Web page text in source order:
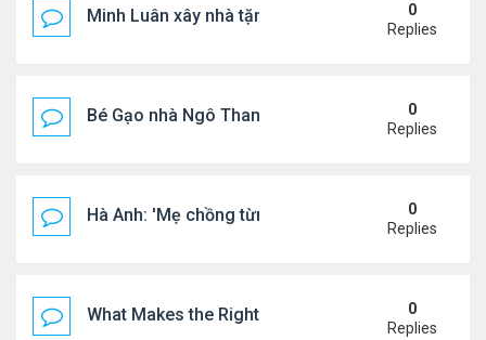
Minh Luân xây nhà tặng cha mẹ
0
Replies
Bé Gạo nhà Ngô Thanh Vân dễ thương trong tiệc
0
Replies
Hà Anh: 'Mẹ chồng từng ngạc nhiên vì tôi luôn trả
0
Replies
What Makes the Right Retail POS Matter?0
Replies